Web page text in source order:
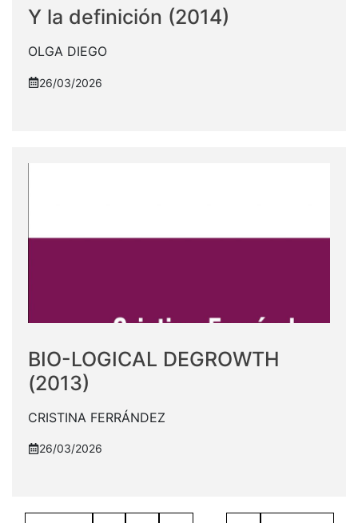
Y la definición (2014)
OLGA DIEGO
26/03/2026
BIO-LOGICAL DEGROWTH
(2013)
CRISTINA FERRÁNDEZ
26/03/2026